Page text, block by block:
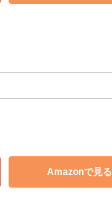
Amazonで見る